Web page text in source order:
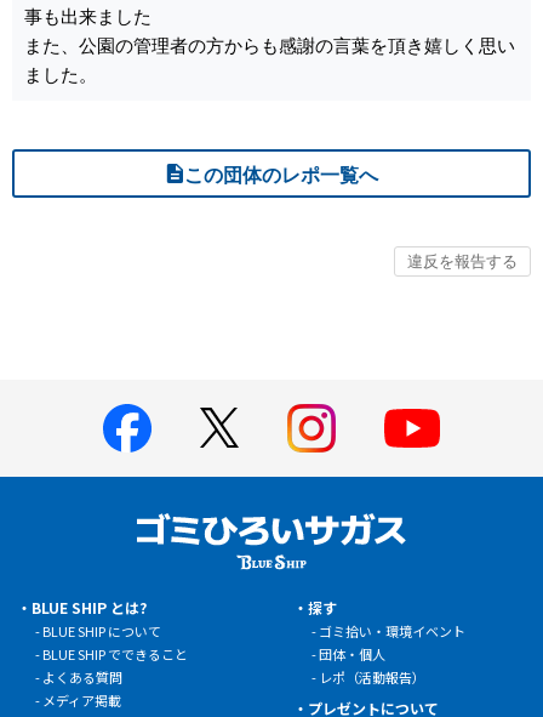
事も出来ました
また、公園の管理者の方からも感謝の言葉を頂き嬉しく思い
ました。
この団体のレポ一覧へ
BLUE SHIP とは?
BLUE SHIP について
BLUE SHIP でできること
よくある質問
メディア掲載
探す
ゴミ拾い・環境イベント
団体・個人
レポ（活動報告）
プレゼントについて